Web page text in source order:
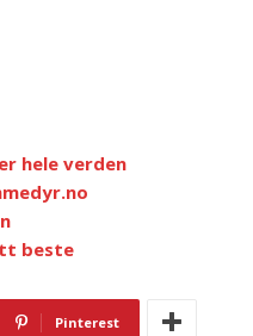
hele verden
beste
Pinterest